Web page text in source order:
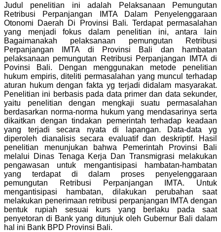
Judul penelitian ini adalah Pelaksanaan Pemungutan
Retribusi Perpanjangan IMTA Dalam Penyelenggaraan
Otonomi Daerah Di Provinsi Bali. Terdapat permasalahan
yang menjadi fokus dalam penelitian ini, antara lain
Bagaimanakah pelaksanaan pemungutan Retribusi
Perpanjangan IMTA di Provinsi Bali dan hambatan
pelaksanaan pemungutan Retribusi Perpanjangan IMTA di
Povinsi Bali.
Dengan menggunakan metode penelitian
hukum empiris, diteliti permasalahan yang muncul terhadap
aturan hukum dengan fakta yg terjadi didalam masyarakat.
Penelitian ini berbasis pada data primer dan data sekunder,
yaitu penelitian dengan mengkaji suatu permasalahan
berdasarkan norma-norma hukum yang mendasarinya serta
dikaitkan dengan tindakan pemerintah terhadap keadaan
yang terjadi secara nyata di lapangan. Data-data yg
diperoleh dianalisis secara evaluatif dan deskriptif. Hasil
penelitian menunjukan bahwa
Pemerintah Provinsi Bali
melalui Dinas Tenaga Kerja Dan Transmigrasi melakukan
pengawasan untuk mengantisipasi hambatan-hambatan
yang terdapat di dalam proses penyelenggaraan
pemungutan Retribusi Perpanjangan IMTA. Untuk
mengantisipasi hambatan, dilakukan perubahan saat
melakukan penerimaan retribusi perpanjangan IMTA dengan
bentuk rupiah sesuai kurs yang berlaku pada saat
penyetoran di Bank yang ditunjuk oleh Gubernur Bali dalam
hal ini Bank BPD Provinsi Bali.